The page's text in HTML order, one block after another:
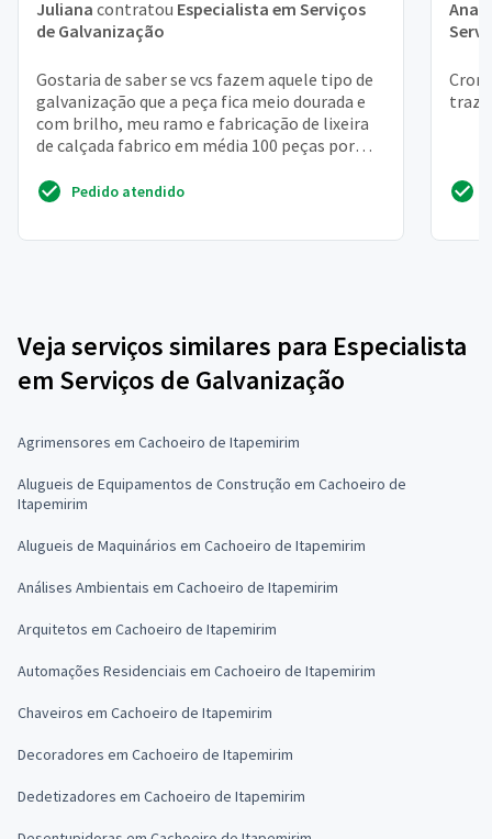
Juliana contratou Especialista em Serviços
de Galvanização
Gostaria de saber se vcs fazem aquele tipo de
galvanização que a peça fica meio dourada e
com brilho, meu ramo e fabricação de lixeira
de calçada fabrico em média 100 peças por
Pedido atendido
Ana
Veja serviços similares para Especialista
em Serviços de Galvanização
Agrimensores em Cachoeiro de Itapemirim
Alugueis de Equipamentos de Construção em Cachoeiro de
Itapemirim
Alugueis de Maquinários em Cachoeiro de Itapemirim
Análises Ambientais em Cachoeiro de Itapemirim
Arquitetos em Cachoeiro de Itapemirim
Automações Residenciais em Cachoeiro de Itapemirim
Chaveiros em Cachoeiro de Itapemirim
Decoradores em Cachoeiro de Itapemirim
Dedetizadores em Cachoeiro de Itapemirim